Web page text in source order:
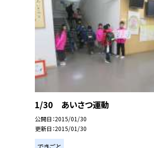
1/30 あいさつ運動
公開日 2015/01/30
更新日 2015/01/30